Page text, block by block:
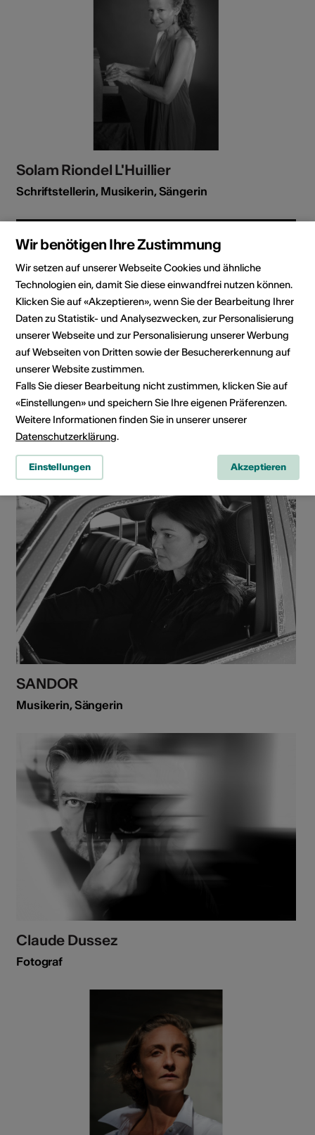
Solam Riondel L'Huillier
Schriftstellerin, Musikerin, Sängerin
Julie Langenegger Lachance
SANDOR
Musikerin, Sängerin
Claude Dussez
Fotograf
Wir benötigen Ihre Zustimmung
Wir setzen auf unserer Webseite Cookies und ähnliche
Technologien ein, damit Sie diese einwandfrei nutzen können.
Klicken Sie auf «Akzeptieren», wenn Sie der Bearbeitung Ihrer
Daten zu Statistik- und Analysezwecken, zur Personalisierung
unserer Webseite und zur Personalisierung unserer Werbung
auf Webseiten von Dritten sowie der Besuchererkennung auf
unserer Website zustimmen.
Falls Sie dieser Bearbeitung nicht zustimmen, klicken Sie auf
«Einstellungen» und speichern Sie Ihre eigenen Präferenzen.
Weitere Informationen finden Sie in unserer unserer
Datenschutzerklärung.
Einstellungen Akzeptieren